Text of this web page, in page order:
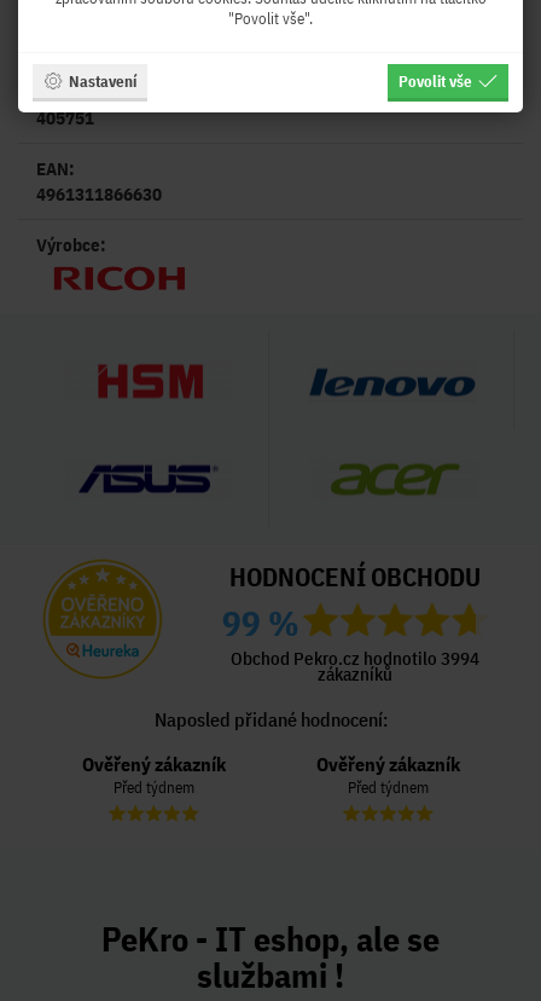
Kód produktu:
405751
EAN:
4961311866630
Výrobce:
HODNOCENÍ OBCHODU
99 %
Obchod Pekro.cz hodnotilo 3994
zákazníků
Naposled přidané hodnocení:
Ověřený zákazník
Před týdnem
Ověřený zákazník
Před týdnem
PeKro - IT eshop, ale se
službami !
"Povolit vše".
Nastavení Povolit vše